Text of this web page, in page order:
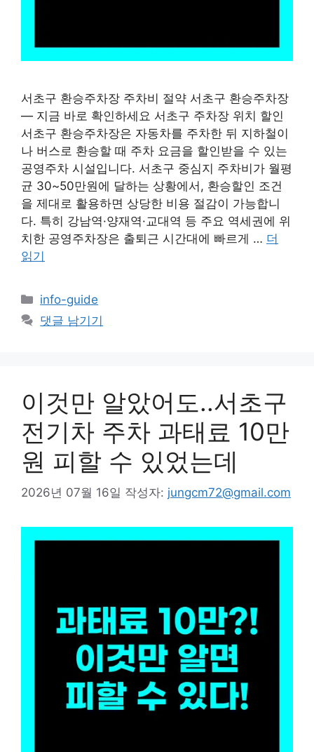
서초구 환승주차장 주차비 절약 서초구 환승주차장
— 지금 바로 확인하세요 서초구 주차장 위치 할인
서초구 환승주차장은 자동차를 주차한 뒤 지하철이
나 버스로 환승할 때 주차 요금을 할인받을 수 있는
공영주차 시설입니다. 서초구 중심지 주차비가 월평
균 30~50만원에 달하는 상황에서, 환승할인 조건
을 제대로 활용하면 상당한 비용 절감이 가능합니
다. 특히 강남역·양재역·교대역 등 주요 역세권에 위
치한 공영주차장은 출퇴근 시간대에 빠르게 … 더
읽기
카
테
info-guide
댓글 남기기
이것만 알았어도..서초구
전기차 주차 과태료 10만
원 피할 수 있었는데
2026년 07월 16일 작성자: jungcm72@gmail.com